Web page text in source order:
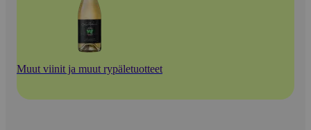
Muut viinit ja muut rypäletuotteet